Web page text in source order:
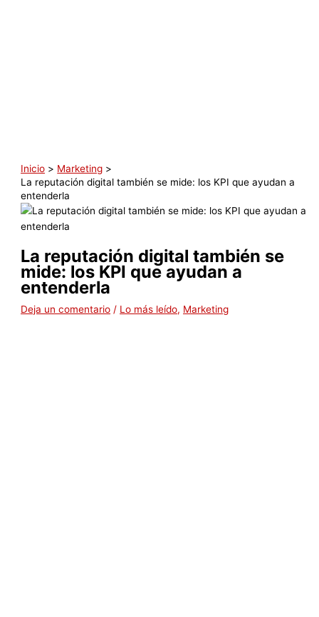
Inicio
Marketing
La reputación digital también se mide: los KPI que ayudan a
entenderla
La reputación digital también se
mide: los KPI que ayudan a
entenderla
Deja un comentario / Lo más leído, Marketing